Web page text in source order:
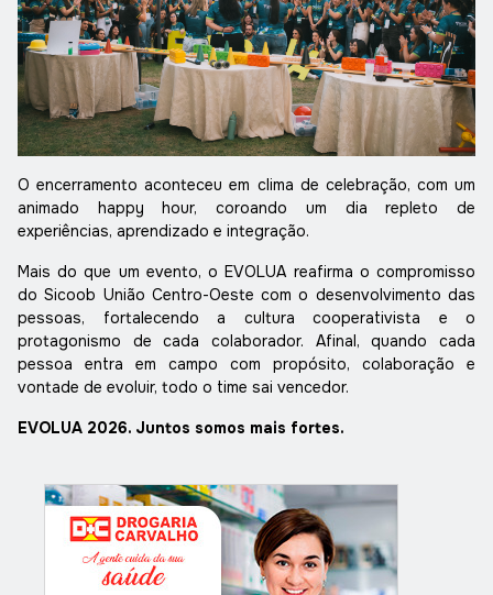
O encerramento aconteceu em clima de celebração, com um
animado happy hour, coroando um dia repleto de
experiências, aprendizado e integração.
Mais do que um evento, o EVOLUA reafirma o compromisso
do Sicoob União Centro-Oeste com o desenvolvimento das
pessoas, fortalecendo a cultura cooperativista e o
protagonismo de cada colaborador. Afinal, quando cada
pessoa entra em campo com propósito, colaboração e
vontade de evoluir, todo o time sai vencedor.
EVOLUA 2026. Juntos somos mais fortes.